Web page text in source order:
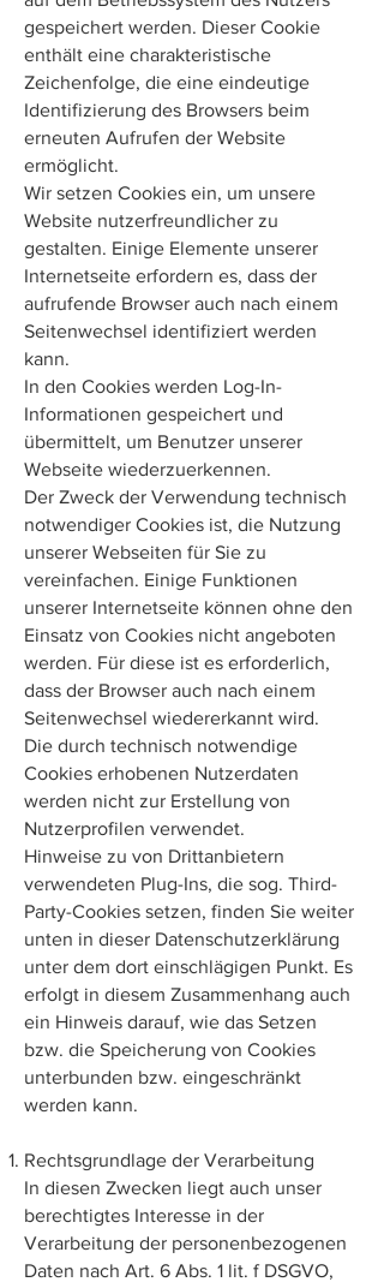
gespeichert werden. Dieser Cookie
enthält eine charakteristische
Zeichenfolge, die eine eindeutige
Identifizierung des Browsers beim
erneuten Aufrufen der Website
ermöglicht.
Wir setzen Cookies ein, um unsere
Website nutzerfreundlicher zu
gestalten. Einige Elemente unserer
Internetseite erfordern es, dass der
aufrufende Browser auch nach einem
Seitenwechsel identifiziert werden
kann.
In den Cookies werden Log-In-
Informationen gespeichert und
übermittelt, um Benutzer unserer
Webseite wiederzuerkennen.
Der Zweck der Verwendung technisch
notwendiger Cookies ist, die Nutzung
unserer Webseiten für Sie zu
vereinfachen. Einige Funktionen
unserer Internetseite können ohne den
Einsatz von Cookies nicht angeboten
werden. Für diese ist es erforderlich,
dass der Browser auch nach einem
Seitenwechsel wiedererkannt wird.
Die durch technisch notwendige
Cookies erhobenen Nutzerdaten
werden nicht zur Erstellung von
Nutzerprofilen verwendet.
Hinweise zu von Drittanbietern
verwendeten Plug-Ins, die sog. Third-
Party-Cookies setzen, finden Sie weiter
unten in dieser Datenschutzerklärung
unter dem dort einschlägigen Punkt. Es
erfolgt in diesem Zusammenhang auch
ein Hinweis darauf, wie das Setzen
bzw. die Speicherung von Cookies
unterbunden bzw. eingeschränkt
werden kann.
Rechtsgrundlage der Verarbeitung
In diesen Zwecken liegt auch unser
berechtigtes Interesse in der
Verarbeitung der personenbezogenen
Daten nach Art. 6 Abs. 1 lit. f DSGVO,